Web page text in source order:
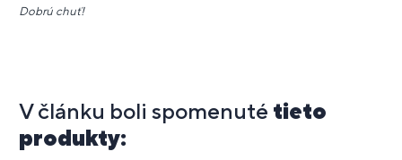
Dobrú chuť!
V článku boli spomenuté tieto
produkty: